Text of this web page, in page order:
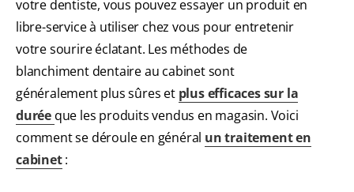
votre dentiste, vous pouvez essayer un produit en
libre-service à utiliser chez vous pour entretenir
votre sourire éclatant. Les méthodes de
blanchiment dentaire au cabinet sont
généralement plus sûres et plus efficaces sur la
durée que les produits vendus en magasin. Voici
comment se déroule en général un traitement en
cabinet: